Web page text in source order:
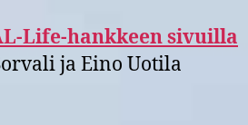
Life-hankkeen sivuilla
ja Eino Uotila